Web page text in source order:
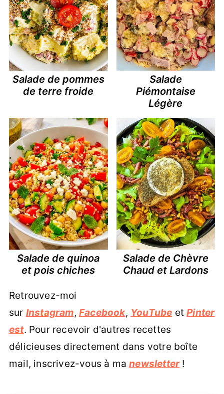
Salade de pommes
de terre froide
Salade
Piémontaise
Légère
Salade de quinoa
et pois chiches
Salade de Chèvre
Chaud et Lardons
Retrouvez-moi
sur Instagram, Facebook, YouTube etPinter
est. Pour recevoir d'autres recettes
délicieuses directement dans votre boîte
mail, inscrivez-vous à manewsletter!